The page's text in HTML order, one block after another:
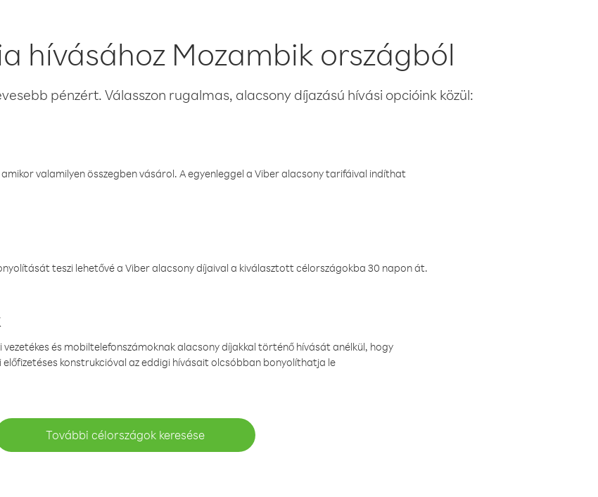
hívásához Mozambik országból
pénzért. Válasszon rugalmas, alacsony díjazású hívási opcióink közül:
valamilyen összegben vásárol. A egyenleggel a Viber alacsony tarifáival indíthat
teszi lehetővé a Viber alacsony díjaival a kiválasztott célországokba 30 napon át.
és mobiltelefonszámoknak alacsony díjakkal történő hívását anélkül, hogy
konstrukcióval az eddigi hívásait olcsóbban bonyolíthatja le
További célországok keresése